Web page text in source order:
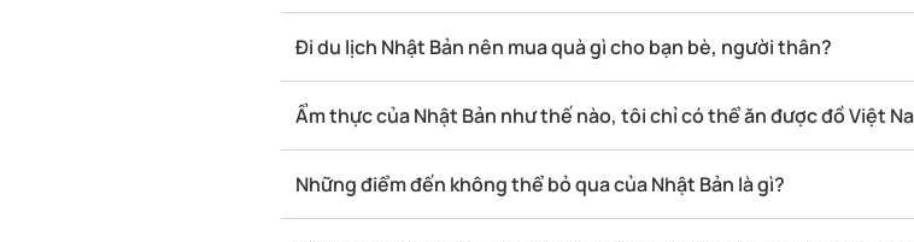
Đi du lịch Nhật Bản nên mua quà gì cho bạn bè, người thân?
Ẩm thực của Nhật Bản như thế nào, tôi chỉ có thể ăn được đồ Việt
Những điểm đến không thể bỏ qua của Nhật Bản là gì?